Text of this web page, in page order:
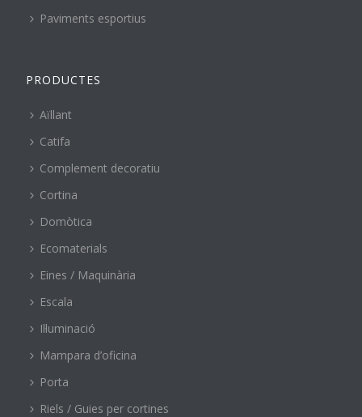
Paviments esportius
PRODUCTES
Aïllant
Catifa
Complement decoratiu
Cortina
Domòtica
Ecomaterials
Eines / Maquinària
Escala
Il·luminació
Mampara d’oficina
Porta
Riels / Guies per cortines